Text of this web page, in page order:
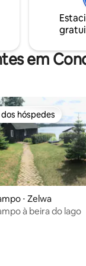
um barco,
lago nas
oportunidade de
em
de 5, 9
hóspedes
hóspedes
⋅ Zelwa
à beira do lago